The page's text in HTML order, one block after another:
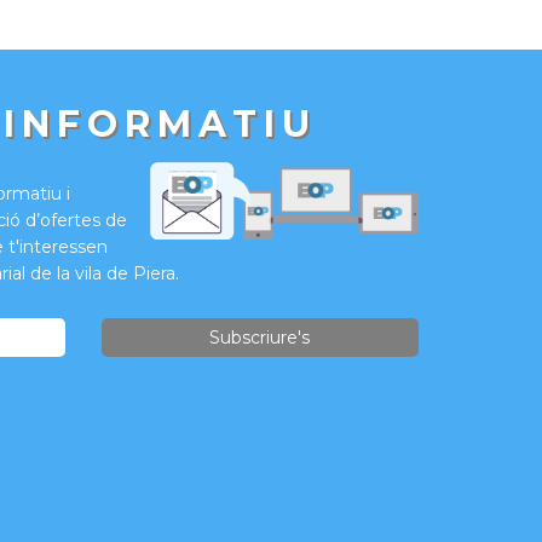
i
d’ofertes de
t'interessen
de la vila de Piera.